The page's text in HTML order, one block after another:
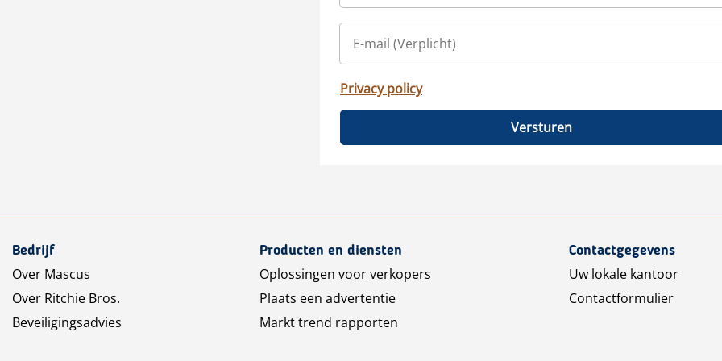
Privacy policy
Versturen
Bedrijf
Over Mascus
Over Ritchie Bros.
Beveiligingsadvies
Producten en diensten
Oplossingen voor verkopers
Plaats een advertentie
Markt trend rapporten
Contactgegevens
Uw lokale kantoor
Contactformulier